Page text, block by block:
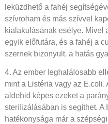
leküzdhető a fahéj
szívroham és más szívvel
kialakulásának esélye. Mivel
egyik előfutára, és a fahéj a
szernek bizonyult, a hatás
4. Az ember leghalálosabb
mint a Listéria vagy az E.coli.
aldehid képes ezeket a
sterilizálásában is segíthet. A
hatékonysága már a